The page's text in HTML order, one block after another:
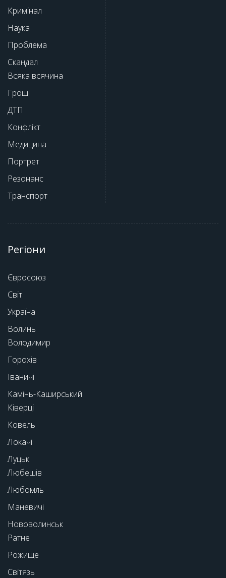
Кримінал
Наука
Проблема
Скандал
Всяка всячина
Гроші
ДТП
Конфлікт
Медицина
Портрет
Резонанс
Транспорт
Регіони
Євросоюз
Світ
Україна
Волинь
Володимир
Горохів
Іваничі
Камінь-Каширський
Ківерці
Ковель
Локачі
Луцьк
Любешів
Любомль
Маневичі
Нововолинськ
Ратне
Рожище
Світязь